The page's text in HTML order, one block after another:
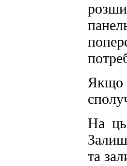
Якщо
На
та